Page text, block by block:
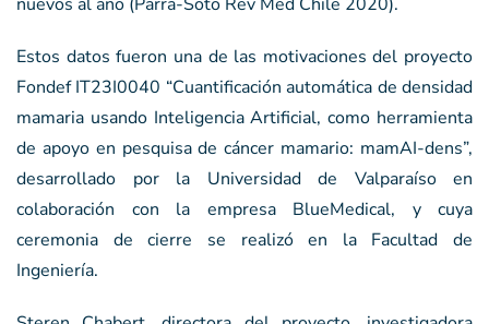
Estos datos fueron una de las motivaciones del proyecto
Fondef IT23I0040 “Cuantificación automática de densidad
mamaria usando Inteligencia Artificial, como herramienta
de apoyo en pesquisa de cáncer mamario: mamAI-dens”,
desarrollado por la Universidad de Valparaíso en
colaboración con la empresa BlueMedical, y cuya
ceremonia de cierre se realizó en la Facultad de
Ingeniería.